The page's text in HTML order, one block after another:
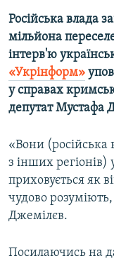
КТАТ
ДОЛУЧАЙСЯ!
Усі сайти RFE/
Російська влада
мільйона
інтерв'ю
«Укрінформ»
у справах
депутат Мустафа
«Вони
з інших регіонів)
приховується як
чудово
Джемілєв.
Посилаючись на